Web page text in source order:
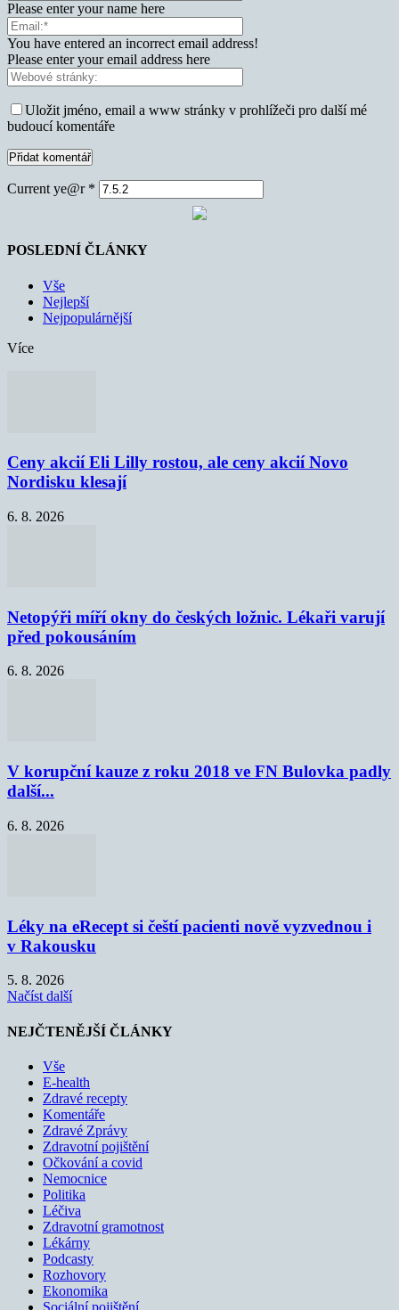
Please enter your name here
You have entered an incorrect email address!
Please enter your email address here
Uložit jméno, email a www stránky v prohlížeči pro další mé
budoucí komentáře
Current ye@r *
POSLEDNÍ ČLÁNKY
Vše
Nejlepší
Nejpopulárnější
Více
Ceny akcií Eli Lilly rostou, ale ceny akcií Novo
Nordisku klesají
6. 8. 2026
Netopýři míří okny do českých ložnic. Lékaři varují
před pokousáním
6. 8. 2026
V korupční kauze z roku 2018 ve FN Bulovka padly
další...
6. 8. 2026
Léky na eRecept si čeští pacienti nově vyzvednou i
v Rakousku
5. 8. 2026
Načíst další
NEJČTENĚJŠÍ ČLÁNKY
Vše
E-health
Zdravé recepty
Komentáře
Zdravé Zprávy
Zdravotní pojištění
Očkování a covid
Nemocnice
Politika
Léčiva
Zdravotní gramotnost
Lékárny
Podcasty
Rozhovory
Ekonomika
Sociální pojištění